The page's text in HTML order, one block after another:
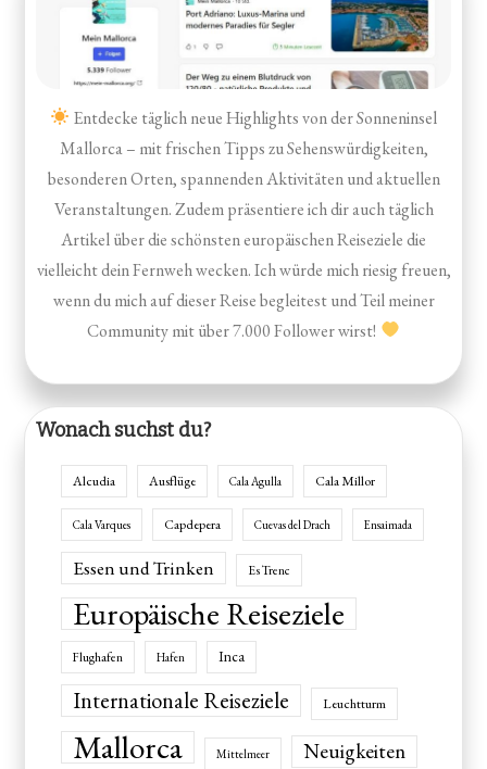
Entdecke täglich neue Highlights von der Sonneninsel
Mallorca – mit frischen Tipps zu Sehenswürdigkeiten,
besonderen Orten, spannenden Aktivitäten und aktuellen
Veranstaltungen. Zudem präsentiere ich dir auch täglich
Artikel über die schönsten europäischen Reiseziele die
vielleicht dein Fernweh wecken. Ich würde mich riesig freuen,
wenn du mich auf dieser Reise begleitest und Teil meiner
Community mit über 7.000 Follower wirst!
Wonach suchst du?
Alcudia Ausflüge Cala Agulla Cala Millor
Cala Varques Capdepera Cuevas del Drach Ensaimada
Essen und Trinken Es Trenc
Europäische Reiseziele
Flughafen Hafen Inca
Internationale Reiseziele Leuchtturm
Mallorca Mittelmeer Neuigkeiten